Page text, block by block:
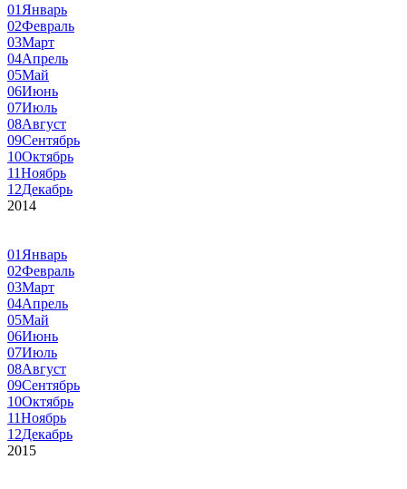
01 Январь
02Февраль
03Март
04Апрель
05Май
06Июнь
07Июль
08Август
09Сентябрь
10Октябрь
11Ноябрь
12Декабрь
2014
01 Январь
02Февраль
03Март
04Апрель
05Май
06Июнь
07Июль
08Август
09Сентябрь
10Октябрь
11Ноябрь
12Декабрь
2015